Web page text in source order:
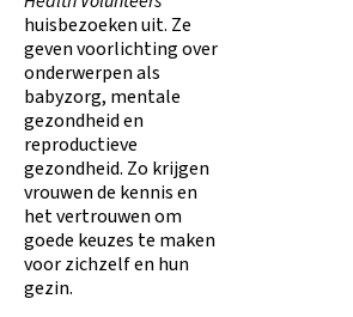
huisbezoeken uit. Ze
geven voorlichting over
onderwerpen als
babyzorg, mentale
gezondheid en
reproductieve
gezondheid. Zo krijgen
vrouwen de kennis en
het vertrouwen om
goede keuzes te maken
voor zichzelf en hun
gezin.